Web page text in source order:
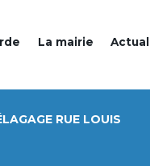
La mairie
RUE LOUIS